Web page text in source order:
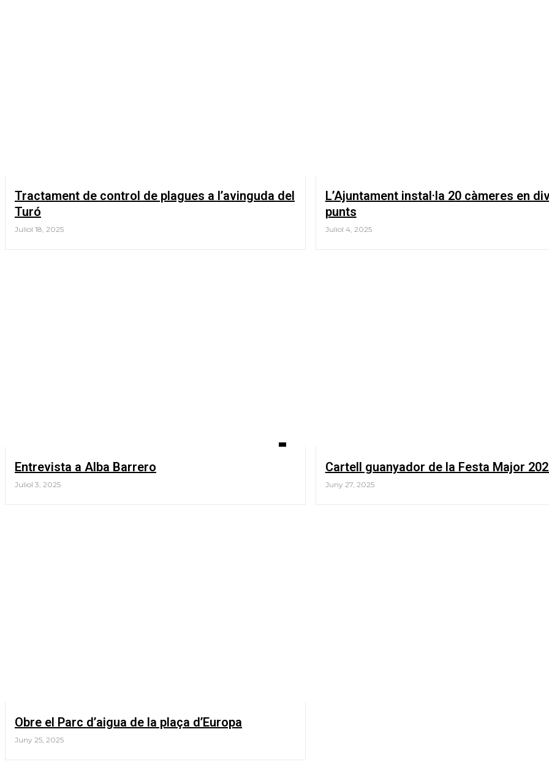
Tractament de control de plagues a l’avinguda del
Turó
Juliol 18, 2025
L’Ajuntament instal·la 20 càmeres en
punts
Juliol 4, 2025
Entrevista a Alba Barrero
Juliol 3, 2025
Cartell guanyador de la Festa Major
Juny 27, 2025
Obre el Parc d’aigua de la plaça d’Europa
Juny 25, 2025